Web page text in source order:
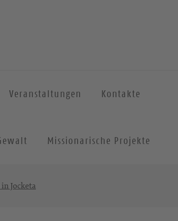
Veranstaltungen Kontakte
Missionarische Projekte
Jocketa